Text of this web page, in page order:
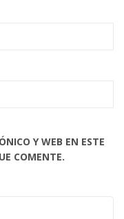
Y WEB EN ESTE
COMENTE.